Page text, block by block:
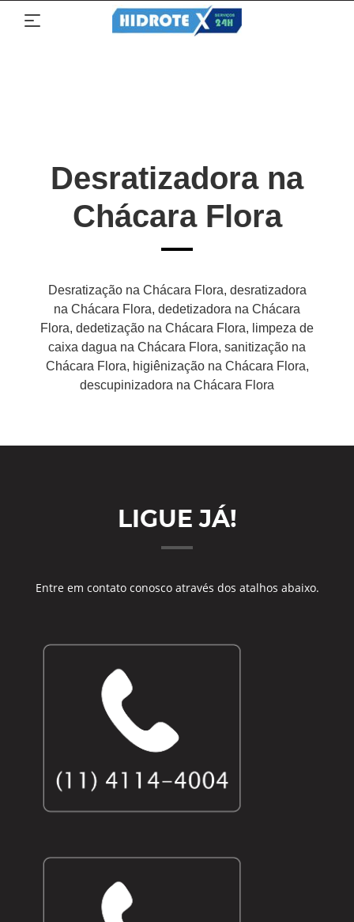
Desratizadora na
Chácara Flora
Desratização na Chácara Flora, desratizadora
na Chácara Flora, dedetizadora na Chácara
Flora, dedetização na Chácara Flora, limpeza de
caixa dagua na Chácara Flora, sanitização na
Chácara Flora, higiênização na Chácara Flora,
descupinizadora na Chácara Flora
LIGUE JÁ!
Entre em contato conosco através dos atalhos abaixo.